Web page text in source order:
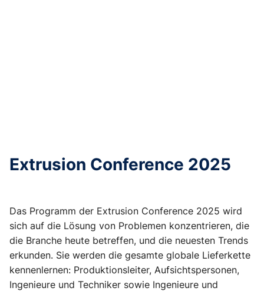
Extrusion Conference 2025
Das Programm der Extrusion Conference 2025 wird
sich auf die Lösung von Problemen konzentrieren, die
die Branche heute betreffen, und die neuesten Trends
erkunden. Sie werden die gesamte globale Lieferkette
kennenlernen: Produktionsleiter, Aufsichtspersonen,
Ingenieure und Techniker sowie Ingenieure und